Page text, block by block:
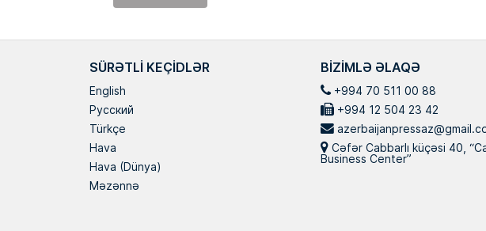
SÜRƏTLI KEÇIDLƏR
English
Русский
Türkçe
Hava
Hava (Dünya)
Məzənnə
BIZIMLƏ ƏLAQƏ
+994 70 511 00 88
+994 12 504 23 42
Cəfər Cabbarlı küçəsi 40,
Business Center”